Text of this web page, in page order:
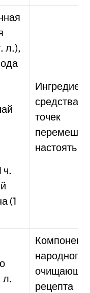
л.),
ч.
(1
средства
точек
настоять 1
л.
народного
рецепта